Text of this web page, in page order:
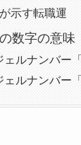
示す転職運
数字の意味
ェルナンバー
ェルナンバー